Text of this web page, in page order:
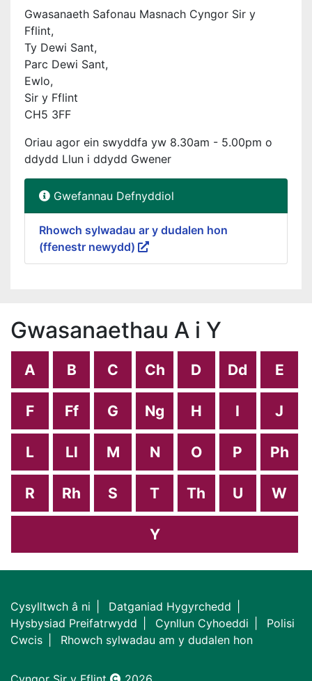
Gwasanaeth Safonau Masnach Cyngor Sir y
Fflint,
Ty Dewi Sant,
Parc Dewi Sant,
Ewlo,
Sir y Fflint
CH5 3FF
Oriau agor ein swyddfa yw 8.30am - 5.00pm o
ddydd Llun i ddydd Gwener
Gwefannau Defnyddiol
Rhowch sylwadau ar y dudalen hon
(ffenestr newydd)
Gwasanaethau A i Y
A B C Ch D Dd E
F Ff G Ng H I J
L Ll M N O P Ph
R Rh S T Th U W
Y
Cysylltwch â ni
Datganiad Hygyrchedd
Hysbysiad Preifatrwydd
Cynllun Cyhoeddi
Polisi
Cwcis
Rhowch sylwadau am y dudalen hon